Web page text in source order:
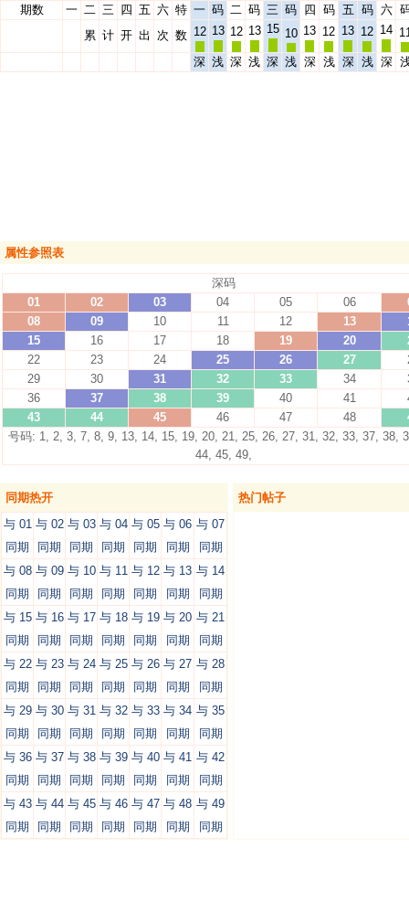
期数 一 二 三 四 五 六 特 一 码 二 码 三 码 四 码 五 码 六
累 计 开 出 次 数 12 13 12 13 15 10 13 12 13 12 14
深 浅 深 浅 深 浅 深 浅 深 浅 深
属性参照表
深码
01
02 03 04 05 06
08
09 10 11 12 13
15
16 17 18 19 20
22
23 24 25 26 27
29
30 31 32 33 34
36
37 38 39 40 41
43
44 45 46 47 48
号码: 1, 2, 3, 7, 8, 9, 13, 14, 15, 19, 20, 21, 25, 26, 27, 31, 32, 33, 37, 38,
44, 45, 49,
同期热开
与 01
同期
与 02
同期
与 03
同期
与 04
同期
与 05
同期
与 06
同期
与 07
同期
与 08
同期
与 09
同期
与 10
同期
与 11
同期
与 12
同期
与 13
同期
与 14
同期
与 15
同期
与 16
同期
与 17
同期
与 18
同期
与 19
同期
与 20
同期
与 21
同期
与 22
同期
与 23
同期
与 24
同期
与 25
同期
与 26
同期
与 27
同期
与 28
同期
与 29
同期
与 30
同期
与 31
同期
与 32
同期
与 33
同期
与 34
同期
与 35
同期
与 36
同期
与 37
同期
与 38
同期
与 39
同期
与 40
同期
与 41
同期
与 42
同期
与 43
同期
与 44
同期
与 45
同期
与 46
同期
与 47
同期
与 48
同期
与 49
同期
热门帖子